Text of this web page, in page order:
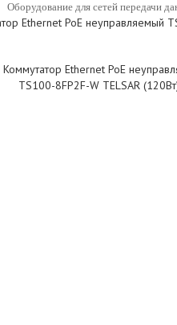
Оборудование для сетей передачи
Ethernet PoE нeуправляемый